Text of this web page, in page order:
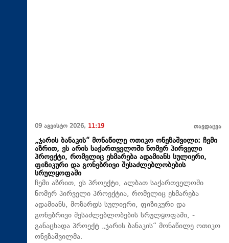
09 აგვისტო 2026, 11:19 თავდაცვა
„ჯარის ბანაკის“ მონაწილე ოთიკო ონეზაშვილი: ჩემი
აზრით, ეს არის საქართველოში ნომერ პირველი
პროექტი, რომელიც ეხმარება ადამიანს სულიერი,
ფიზიკური და გონებრივი შესაძლებლობების
სრულყოფაში
ჩემი აზრით, ეს პროექტი, ალბათ საქართველოში
ნომერ პირველი პროექტია, რომელიც ეხმარება
ადამიანს, მოზარდს სულიერი, ფიზიკური და
გონებრივი შესაძლებლობების სრულყოფაში, -
განაცხადა პროექტ „ჯარის ბანაკის“ მონაწილე ოთიკო
ონეზაშვილმა.